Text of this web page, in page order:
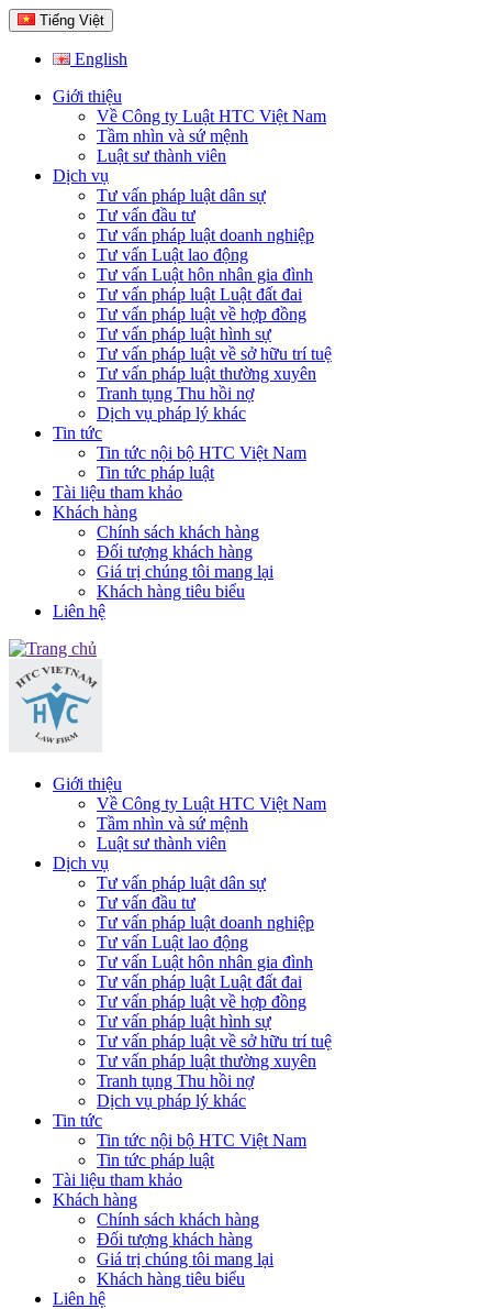
Tiếng Việt
English
Giới thiệu
Về Công ty Luật HTC Việt Nam
Tầm nhìn và sứ mệnh
Luật sư thành viên
Dịch vụ
Tư vấn pháp luật dân sự
Tư vấn đầu tư
Tư vấn pháp luật doanh nghiệp
Tư vấn Luật lao động
Tư vấn Luật hôn nhân gia đình
Tư vấn pháp luật Luật đất đai
Tư vấn pháp luật về hợp đồng
Tư vấn pháp luật hình sự
Tư vấn pháp luật về sở hữu trí tuệ
Tư vấn pháp luật thường xuyên
Tranh tụng Thu hồi nợ
Dịch vụ pháp lý khác
Tin tức
Tin tức nội bộ HTC Việt Nam
Tin tức pháp luật
Tài liệu tham khảo
Khách hàng
Chính sách khách hàng
Đối tượng khách hàng
Giá trị chúng tôi mang lại
Khách hàng tiêu biểu
Liên hệ
Giới thiệu
Về Công ty Luật HTC Việt Nam
Tầm nhìn và sứ mệnh
Luật sư thành viên
Dịch vụ
Tư vấn pháp luật dân sự
Tư vấn đầu tư
Tư vấn pháp luật doanh nghiệp
Tư vấn Luật lao động
Tư vấn Luật hôn nhân gia đình
Tư vấn pháp luật Luật đất đai
Tư vấn pháp luật về hợp đồng
Tư vấn pháp luật hình sự
Tư vấn pháp luật về sở hữu trí tuệ
Tư vấn pháp luật thường xuyên
Tranh tụng Thu hồi nợ
Dịch vụ pháp lý khác
Tin tức
Tin tức nội bộ HTC Việt Nam
Tin tức pháp luật
Tài liệu tham khảo
Khách hàng
Chính sách khách hàng
Đối tượng khách hàng
Giá trị chúng tôi mang lại
Khách hàng tiêu biểu
Liên hệ